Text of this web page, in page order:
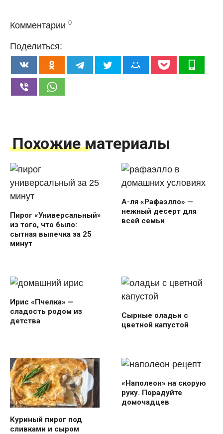
Комментарии 0
Поделиться:
Похожие материалы
Пирог «Универсальный»
из того, что было:
сытная выпечка за 25
минут
А-ля «Рафаэлло» —
нежный десерт для
всей семьи
Ирис «Пчелка» —
сладость родом из
детства
Сырные оладьи с
цветной капустой
Куриный пирог под
сливками и сыром
«Наполеон» на скорую
руку. Порадуйте
домочадцев